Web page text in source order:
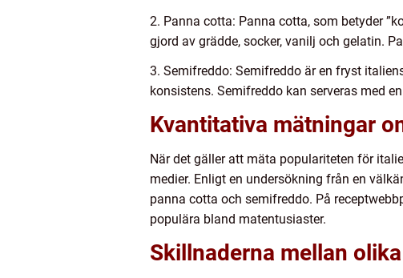
2. Panna cotta: Panna cotta, som betyder
gjord av grädde, socker, vanilj och gelatin.
3. Semifreddo: Semifreddo är en fryst
konsistens. Semifreddo kan serveras med
Kvantitativa mätningar
När det gäller att mäta populariteten för
medier. Enligt en undersökning från en
panna cotta och semifreddo. På
populära bland matentusiaster.
Skillnaderna mellan